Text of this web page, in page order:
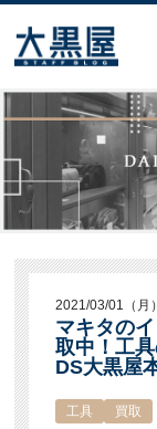
2021/03/01（月）
マキタの
取中！工
DS大黒屋
工具 買取